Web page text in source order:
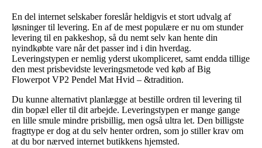
En del internet selskaber foreslår heldigvis et stort udvalg af
løsninger til levering. En af de mest populære er nu om stunder
levering til en pakkeshop, så du nemt selv kan hente din
nyindkøbte vare når det passer ind i din hverdag.
Leveringstypen er nemlig yderst ukompliceret, samt endda tillige
den mest prisbevidste leveringsmetode ved køb af Big
Flowerpot VP2 Pendel Mat Hvid – &tradition.
Du kunne alternativt planlægge at bestille ordren til levering til
din bopæl eller til dit arbejde. Leveringstypen er mange gange
en lille smule mindre prisbillig, men også ultra let. Den billigste
fragttype er dog at du selv henter ordren, som jo stiller krav om
at du bor nærved internet butikkens hjemsted.